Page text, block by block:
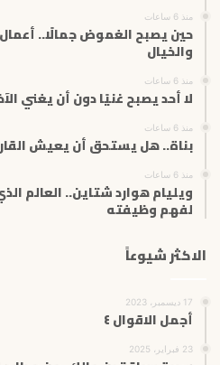
ت
منذ 6 ساعات
حين يصبح الغموض جمالًا..
والخيال
منذ 6 ساعات
لا أحد يصبح غنيًا دون أن يغني
منذ 6 ساعات
بناة.. هل يستحق أن يعيش
منذ 6 ساعات
ويليام هوارد شتاين.. العالم
لفهم وظيفته
الاكثر شيوعاً
17 ديسمبر، 2023
أجمل الاقوال ٤
23 فبراير، 2025